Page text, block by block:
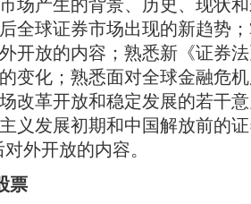
产生的背景、历史、现状和
全球证券市场出现的新趋势
开放的内容；熟悉新《证券
变化；熟悉面对全球金融危
改革开放和稳定发展的若干
义发展初期和中国解放前的
外开放的内容。
票